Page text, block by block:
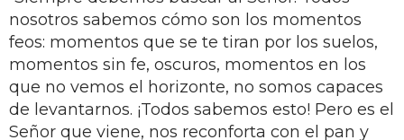
nosotros sabemos cómo son los momentos
feos: momentos que se te tiran por los suelos,
momentos sin fe, oscuros, momentos en los
que no vemos el horizonte, no somos capaces
de levantarnos. ¡Todos sabemos esto! Pero es el
Señor que viene, nos reconforta con el pan y